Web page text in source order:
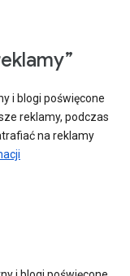
i blogi poświęcone
reklamy, podczas
na reklamy